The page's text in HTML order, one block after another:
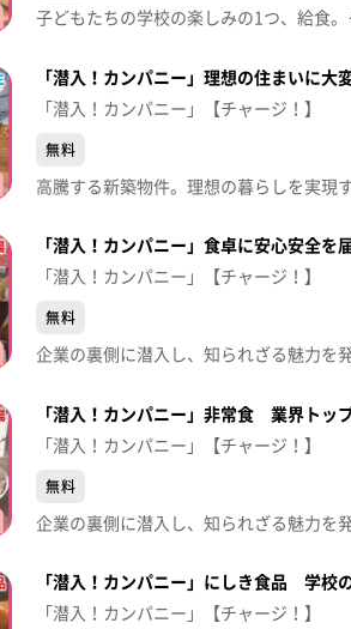
「潜入！カンパニー」理想の住まいに大
「潜入！カンパニー」【チャージ！】
無料
「潜入！カンパニー」食卓に安心安全を
「潜入！カンパニー」【チャージ！】
無料
「潜入！カンパニー」非常食 業界トッ
「潜入！カンパニー」【チャージ！】
無料
「潜入！カンパニー」にしき食品 学校
「潜入！カンパニー」【チャージ！】